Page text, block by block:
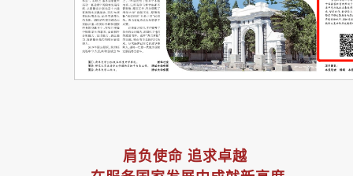
肩负使命 追求卓越